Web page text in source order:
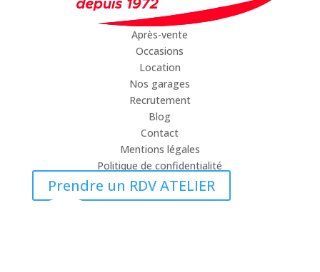
Après-vente
Occasions
Location
Nos garages
Recrutement
Blog
Contact
Mentions légales
Politique de confidentialité
Prendre un RDV ATELIER